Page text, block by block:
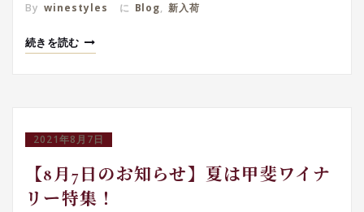
By winestyles に Blog, 新入荷
続きを読む
2021年8月7日
【8月7日のお知らせ】夏は甲斐ワイナ
リー特集！